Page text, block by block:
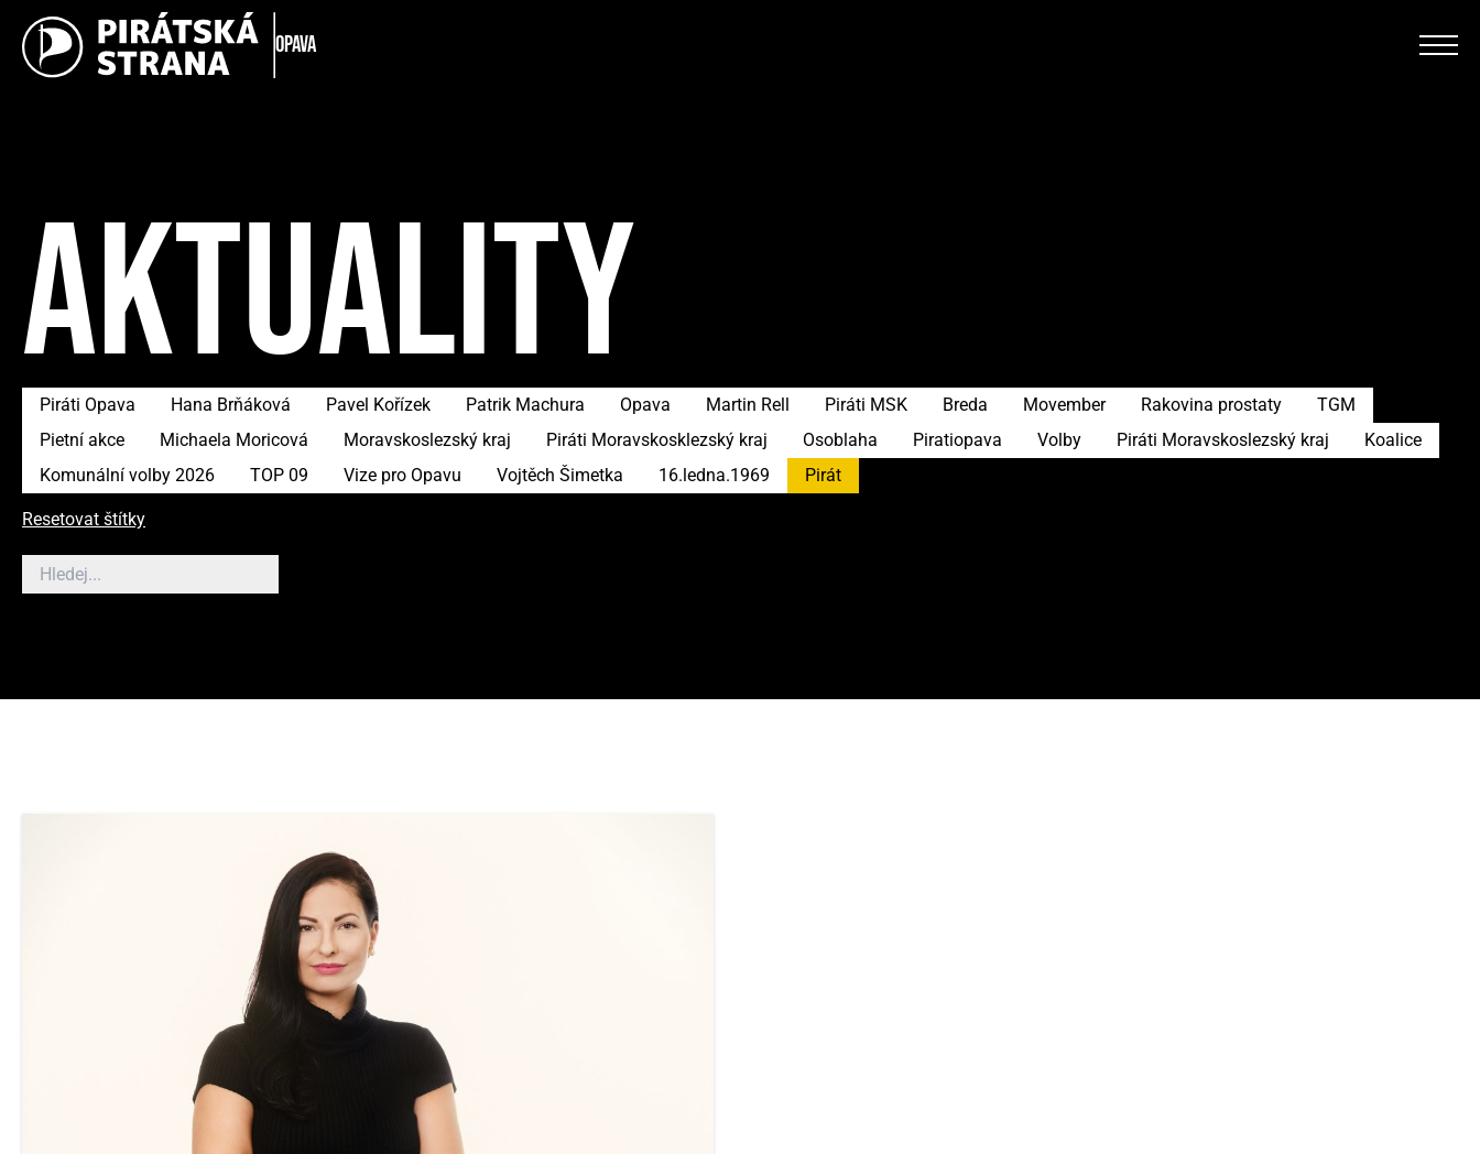
Opava
AKTUALITY
Piráti Opava Hana Brňáková Pavel Kořízek Patrik Machura Opava Martin Rell Piráti MSK Breda Movember Rakovina prostaty
TGM
Pietní akce
Michaela Moricová Moravskoslezský kraj Piráti Moravskosklezský kraj Osoblaha Piratiopava Volby Piráti Moravskoslezský kraj
Koalice
Komunální volby 2026
TOP 09 Vize pro Opavu Vojtěch Šimetka 16.ledna.1969 Pirát
Resetovat štítky